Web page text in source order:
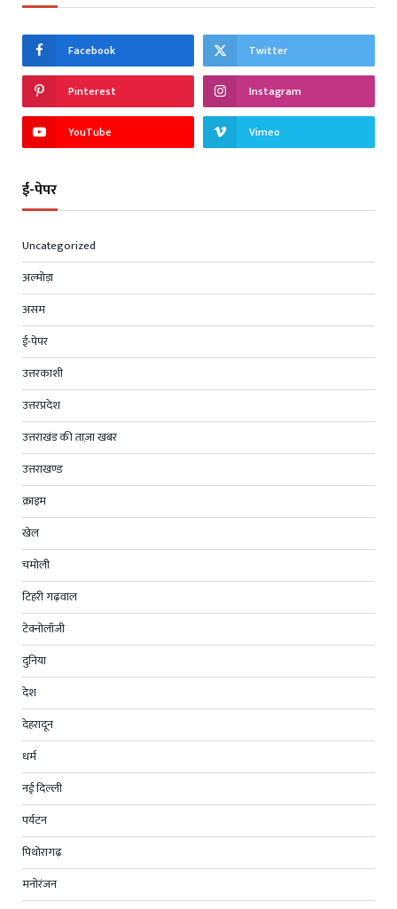
Facebook Twitter
Pinterest Instagram
YouTube Vimeo
ई-पेपर
Uncategorized
अल्मोड़ा
असम
ई-पेपर
उत्तरकाशी
उत्तरप्रदेश
उत्तराखंड की ताज़ा खबर
उत्तराखण्ड
क्राइम
खेल
चमोली
टिहरी गढ़वाल
टेक्नोलॉजी
दुनिया
देश
देहरादून
धर्म
नई दिल्ली
पर्यटन
पिथोरागढ़
मनोरंजन